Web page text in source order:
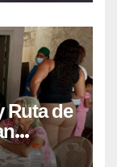
Ruta de
en